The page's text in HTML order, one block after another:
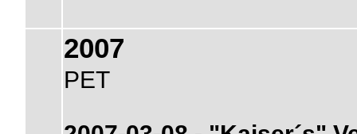
2007
PET